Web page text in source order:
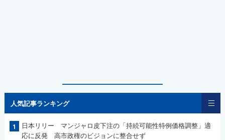
人気記事ランキング
1
日本リリー マンジャロ皮下注の「持続可能性特例価格調整」適
応に反発 高市政権のビジョンに整合せず